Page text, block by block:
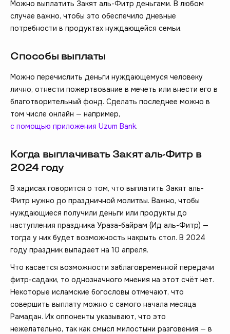
Можно выплатить Закят аль-Фитр деньгами. В любом
случае важно, чтобы это обеспечило дневные
потребности в продуктах нуждающейся семьи.
Способы выплаты
Можно перечислить деньги нуждающемуся человеку
лично, отнести пожертвование в мечеть или внести его в
благотворительный фонд. Сделать последнее можно в
том числе онлайн — например,
с помощью приложения Uzum Bank.
Когда выплачивать Закят аль-Фитр в
2024 году
В хадисах говорится о том, что выплатить Закят аль-
Фитр нужно до праздничной молитвы. Важно, чтобы
нуждающиеся получили деньги или продукты до
наступления праздника Ураза-байрам (Ид аль-Фитр) —
тогда у них будет возможность накрыть стол. В 2024
году праздник выпадает на 10 апреля.
Что касается возможности заблаговременной передачи
фитр-садаки, то однозначного мнения на этот счёт нет.
Некоторые исламские богословы отмечают, что
совершить выплату можно с самого начала месяца
Рамадан. Их оппоненты указывают, что это
нежелательно, так как смысл милостыни разговения — в